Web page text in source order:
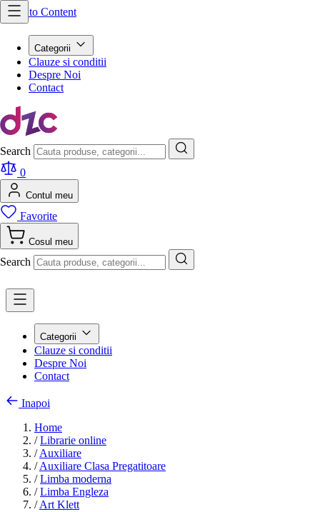
Skip to Content
Categorii
Clauze si conditii
Despre Noi
Contact
Search
0
Contul meu
Favorite
Cosul meu
Search
Categorii
Clauze si conditii
Despre Noi
Contact
Inapoi
Home
/ Librarie online
/ Auxiliare
/ Auxiliare Clasa Pregatitoare
/ Limba moderna
/ Limba Engleza
/ Art Klett